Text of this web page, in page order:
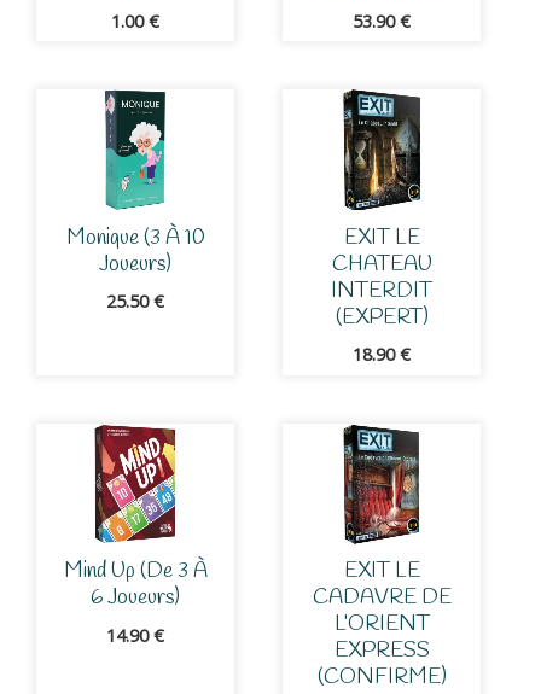
1.00€ 53.90€
Monique (3 À 10
Joueurs)
25.50€
EXIT LE
CHATEAU
INTERDIT
(EXPERT)
18.90€
Mind Up (de 3 À
6 Joueurs)
14.90€
EXIT LE
CADAVRE DE
L’ORIENT
EXPRESS
(CONFIRME)